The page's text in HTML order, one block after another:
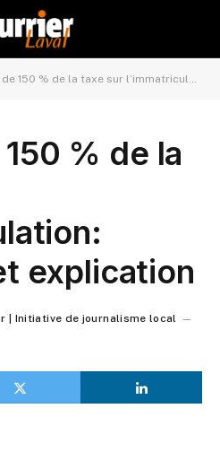
% de la taxe sur l’immatriculation: réactions et explication
% de la
explication
| Initiative de journalisme local